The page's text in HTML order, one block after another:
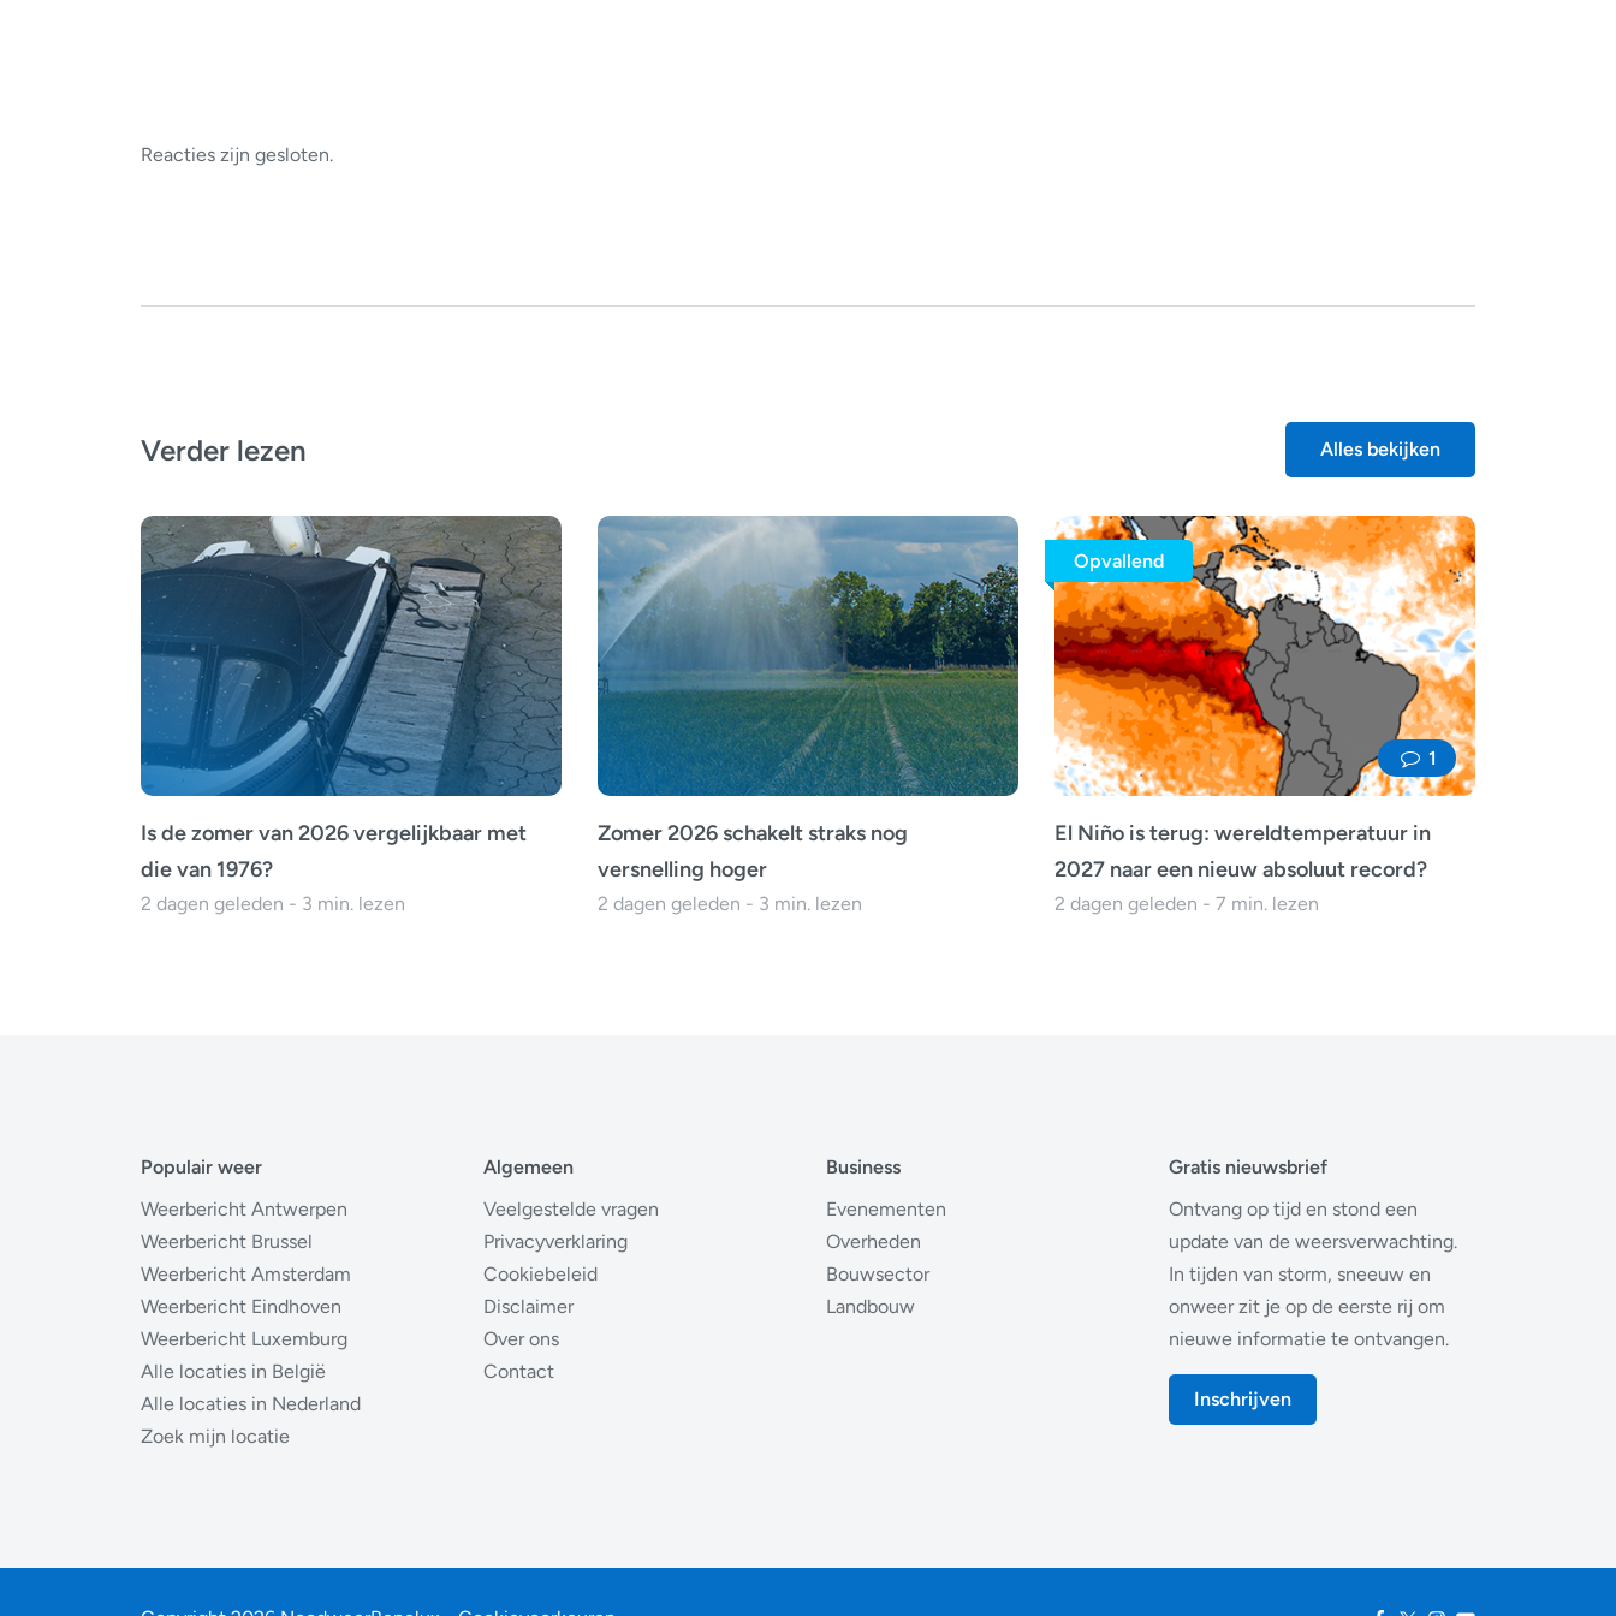
Reacties zijn gesloten.
Verder lezen Alles bekijken
Is de zomer van 2026 vergelijkbaar met
die van 1976?
2 dagen geleden - 3 min. lezen
Zomer 2026 schakelt straks nog
versnelling hoger
2 dagen geleden - 3 min. lezen
1
Opvallend
El Niño is terug: wereldtemperatuur in
2027 naar een nieuw absoluut record?
2 dagen geleden - 7 min. lezen
Populair weer
Weerbericht Antwerpen
Weerbericht Brussel
Weerbericht Amsterdam
Weerbericht Eindhoven
Weerbericht Luxemburg
Alle locaties in België
Alle locaties in Nederland
Zoek mijn locatie
Algemeen
Veelgestelde vragen
Privacyverklaring
Cookiebeleid
Disclaimer
Over ons
Contact
Business
Evenementen
Overheden
Bouwsector
Landbouw
Gratis nieuwsbrief
Ontvang op tijd en stond een
update van de weersverwachting.
In tijden van storm, sneeuw en
onweer zit je op de eerste rij om
nieuwe informatie te ontvangen.
Inschrijven